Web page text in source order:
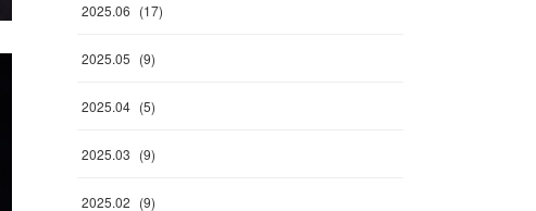
2025.06 (17)
2025.05 (9)
2025.04 (5)
2025.03 (9)
2025.02 (9)